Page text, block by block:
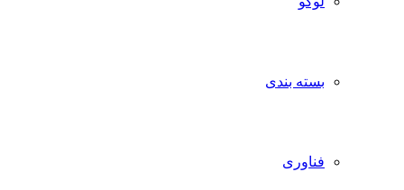
بسته بندی
فناوری